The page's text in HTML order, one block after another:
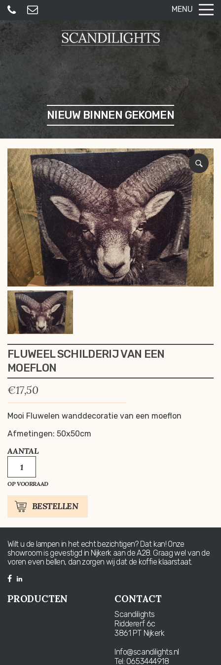
MENU
NIEUW BINNEN GEKOMEN
FLUWEEL SCHILDERIJ VAN EEN
MOEFLON
€17,50
Mooi Fluwelen wanddecoratie van een moeflon
Afmetingen: 50x50cm
AANTAL
SCHILDERIJ
VAN
EEN
MOEFLON
AANTAL
OP VOORRAAD
BESTELLEN
Wilt u de lampen in het echt bezichtigen? Dat kan! Onze
showroom is gevestigd in Nijkerk aan de A28. Graag wel van de
voren even bellen, dan zorgen wij dat de koffie klaarstaat.
PRODUCTEN CONTACT
Scandilights
Riddererf 6c
3861 PT Nijkerk
Info@scandilights.nl
Tel: 0653444918